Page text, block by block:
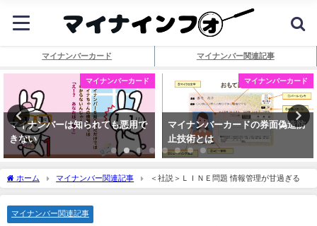
マイナンバーカード マイナンバー関連記事
マイナンバーカード
マイナンバーは知られても悪用で
きない
マイナンバーカード
マイナンバーカードの券面偽造防
止技術とは
ホーム マイナンバー関連記事 ＜社説＞ＬＩＮＥ問題 情報管理が甘過ぎる
マイナンバー関連記事